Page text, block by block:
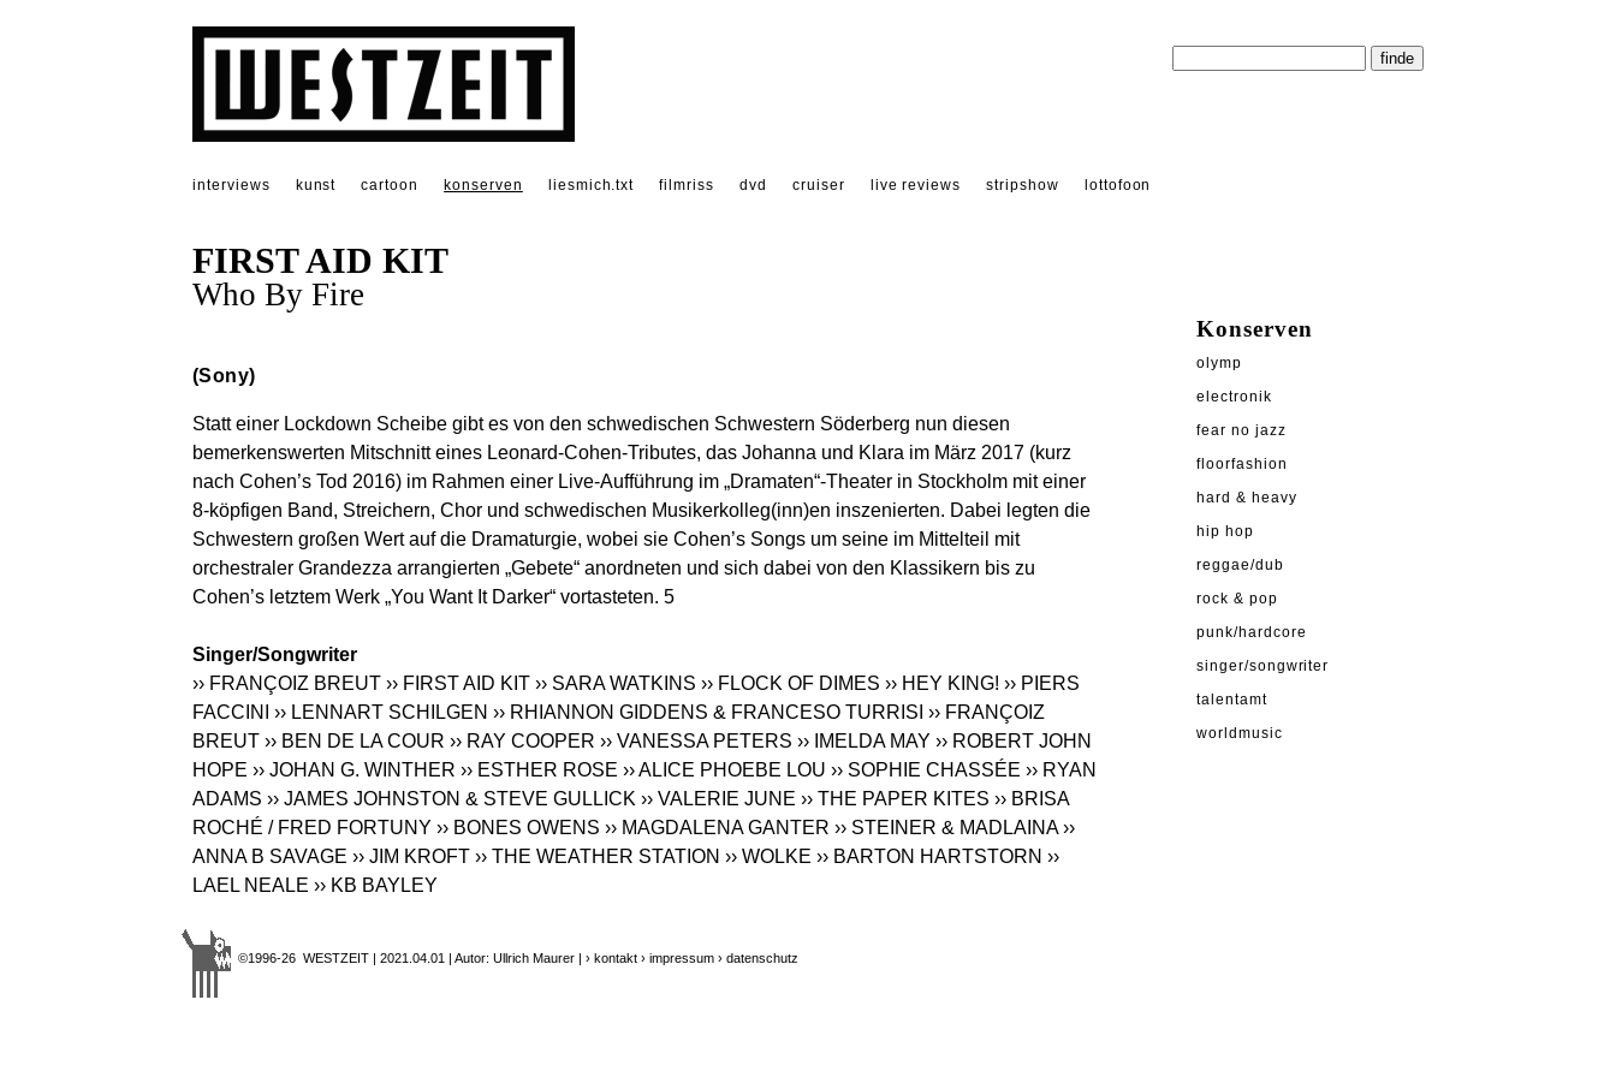
interviews kunst cartoon konserven liesmich.txt filmriss dvd cruiser live reviews stripshow lottofoon
FIRST AID KIT
Who By Fire
(Sony)
Statt einer Lockdown Scheibe gibt es von den schwedischen Schwestern Söderberg nun diesen
bemerkenswerten Mitschnitt eines Leonard-Cohen-Tributes, das Johanna und Klara im März 2017 (kurz
nach Cohen’s Tod 2016) im Rahmen einer Live-Aufführung im „Dramaten“-Theater in Stockholm mit einer
8-köpfigen Band, Streichern, Chor und schwedischen Musikerkolleg(inn)en inszenierten. Dabei legten die
Schwestern großen Wert auf die Dramaturgie, wobei sie Cohen’s Songs um seine im Mittelteil mit
orchestraler Grandezza arrangierten „Gebete“ anordneten und sich dabei von den Klassikern bis zu
Cohen’s letztem Werk „You Want It Darker“ vortasteten. 5
Singer/Songwriter
›› FRANÇOIZ BREUT ›› FIRST AID KIT ›› SARA WATKINS ›› FLOCK OF DIMES ›› HEY KING! ›› PIERS
FACCINI
›› LENNART SCHILGEN ›› RHIANNON GIDDENS & FRANCESO TURRISI ›› FRANÇOIZ
BREUT ›› BEN DE LA COUR ›› RAY COOPER ›› VANESSA PETERS ›› IMELDA MAY ›› ROBERT JOHN
HOPE ›› JOHAN G. WINTHER ›› ESTHER ROSE ›› ALICE PHOEBE LOU ›› SOPHIE CHASSÉE ›› RYAN
ADAMS ›› JAMES JOHNSTON & STEVE GULLICK ›› VALERIE JUNE ›› THE PAPER KITES ›› BRISA
ROCHÉ / FRED FORTUNY ›› BONES OWENS ›› MAGDALENA GANTER ›› STEINER & MADLAINA ››
ANNA B SAVAGE ›› JIM KROFT ›› THE WEATHER STATION ›› WOLKE ›› BARTON HARTSTORN ››
LAEL NEALE ›› KB BAYLEY
©1996-26 WESTZEIT | 2021.04.01 | Autor: Ullrich Maurer | › kontakt › impressum › datenschutz
Konserven
olymp
electronik
fear no jazz
floorfashion
hard & heavy
hip hop
reggae/dub
rock & pop
punk/hardcore
singer/songwriter
talentamt
worldmusic